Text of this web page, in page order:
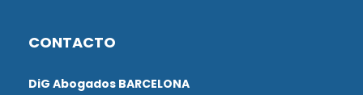
CONTACTO
DiG Abogados BARCELONA